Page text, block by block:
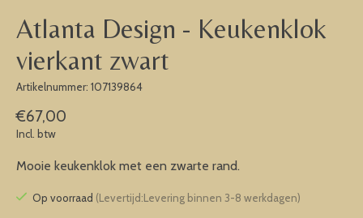
Atlanta Design - Keukenklok
vierkant zwart
Artikelnummer: 107139864
€67,00
Incl. btw
Mooie keukenklok met een zwarte rand.
Op voorraad (Levertijd:Levering binnen 3-8 werkdagen)